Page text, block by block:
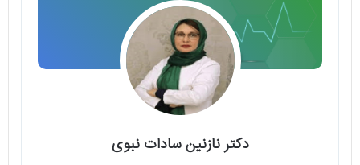
دکتر نازنین سادات نبوی